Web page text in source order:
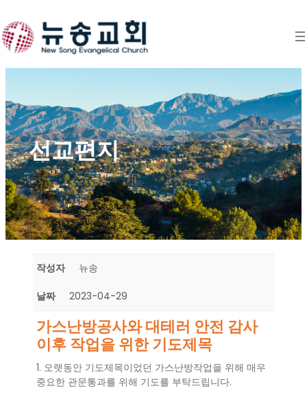
to
content
선교편지
작성자 뉴송
날짜 2023-04-29
가스난방공사와 대테러 안전 감사
이후 작업을 위한 기도제목
1. 오랫동안 기도제목이었던 가스난방작업을 위해 매우
중요한 관문통과를 위해 기도를 부탁드립니다.